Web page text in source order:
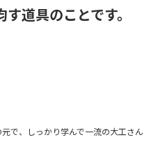
す道具のことです。
で、しっかり学んで一流の大工さん